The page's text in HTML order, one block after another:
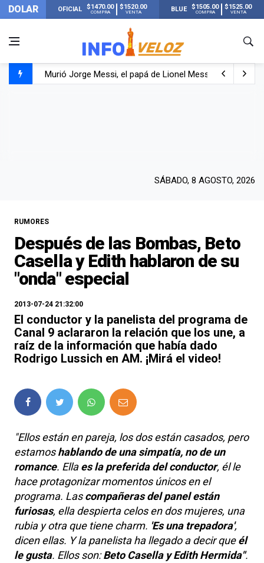
DOLAR OFICIAL $1470.00
COMPRA
$1520.00
VENTA BLUE $1505.00
COMPRA
$1525.00
VENTA
Murió Jorge Messi, el papá de Lionel Messi
SÁBADO, 8 AGOSTO, 2026
RUMORES
Después de las Bombas, Beto
Casella y Edith hablaron de su
"onda" especial
2013-07-24 21:32:00
El conductor y la panelista del programa de
Canal 9 aclararon la relación que los une, a
raíz de la información que había dado
Rodrigo Lussich en AM. ¡Mirá el video!
"Ellos están en pareja, los dos están casados, pero
estamoshablando de una simpatía, no de un
romance. Ellaes la preferida del conductor, él le
hace protagonizar momentos únicos en el
programa. Lascompañeras del panel están
furiosas, ella despierta celos en dos mujeres, una
rubia y otra que tiene charm. 'Es una trepadora',
dicen ellas. Y la panelista ha llegado a decir queél
le gusta. Ellos son:Beto Casella y Edith Hermida".